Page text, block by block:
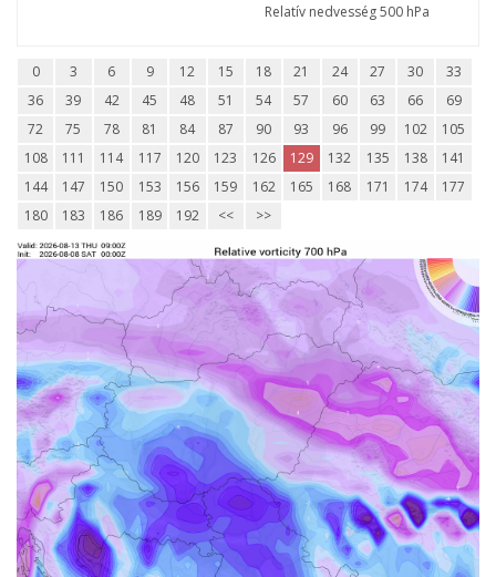
Relatív nedvesség 500 hPa
0 3 6 9 12 15 18 21 24 27 30
33
36
39 42 45 48 51 54 57 60 63 66
69
72
75 78 81 84 87 90 93 96 99 102
105
108
111 114 117 120 123 126 129 132 135 138
141
144
147 150 153 156 159 162 165 168 171 174
177
180
183 186 189 192 << >>